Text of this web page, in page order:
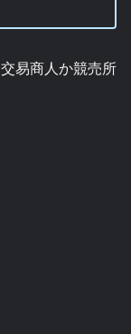
易商人か競売所